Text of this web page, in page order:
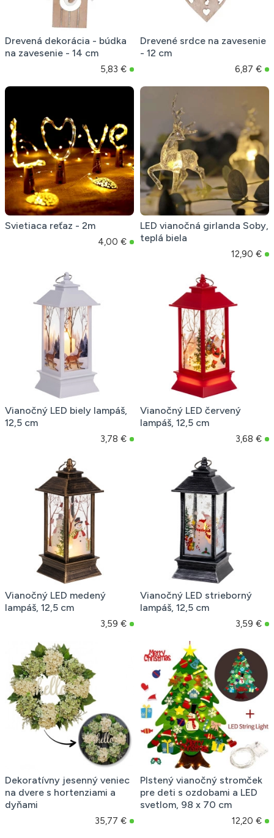
Drevená dekorácia - búdka
na zavesenie - 14 cm
5,83 €
Drevené srdce na zavesenie
- 12 cm
6,87 €
Svietiaca reťaz - 2m
4,00 €
LED vianočná girlanda Soby,
teplá biela
12,90 €
Vianočný LED biely lampáš,
12,5 cm
3,78 €
Vianočný LED červený
lampáš, 12,5 cm
3,68 €
Vianočný LED medený
lampáš, 12,5 cm
3,59 €
Vianočný LED strieborný
lampáš, 12,5 cm
3,59 €
Dekoratívny jesenný veniec
na dvere s hortenziami a
dyňami
35,77 €
Plstený vianočný stromček
pre deti s ozdobami a LED
svetlom, 98 x 70 cm
12,20 €